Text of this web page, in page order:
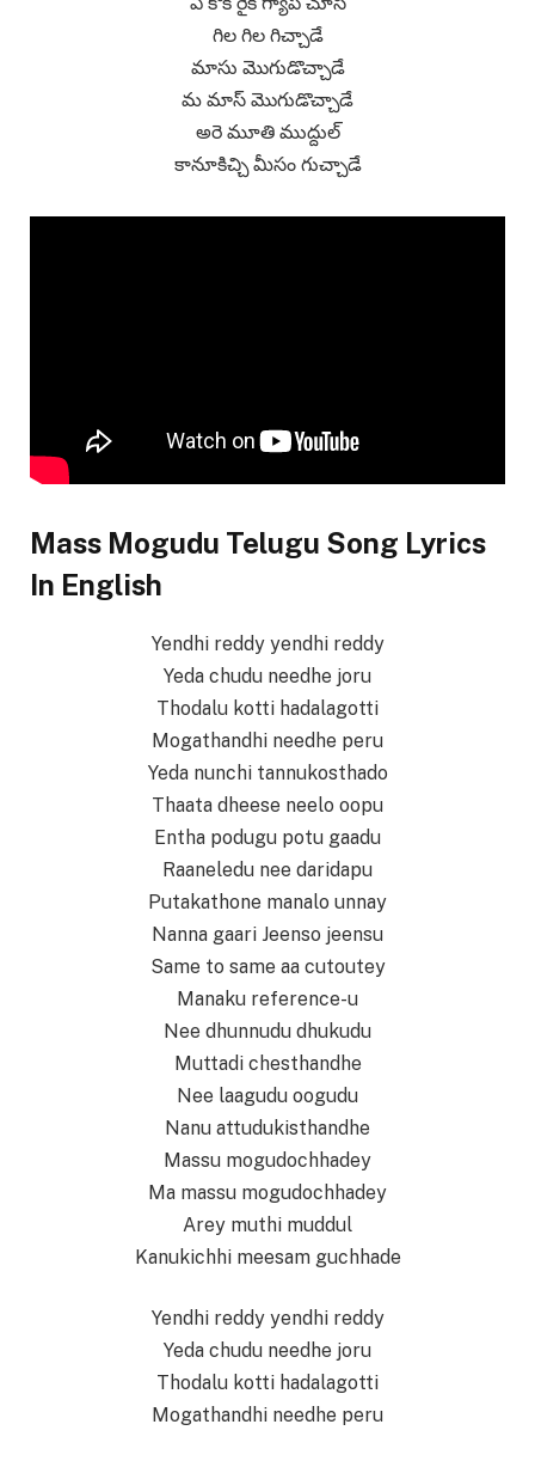
గిల గిల గిచ్చాడే
మాసు మొగుడొచ్చాడే
మ మాస్ మొగుడొచ్చాడే
అరె మూతి ముద్దుల్
కానూకిచ్చి మీసం గుచ్చాడే
Mass Mogudu Telugu Song Lyrics
In English
Yendhi reddy yendhi reddy
Yeda chudu needhe joru
Thodalu kotti hadalagotti
Mogathandhi needhe peru
Yeda nunchi tannukosthado
Thaata dheese neelo oopu
Entha podugu potu gaadu
Raaneledu nee daridapu
Putakathone manalo unnay
Nanna gaari Jeenso jeensu
Same to same aa cutoutey
Manaku reference-u
Nee dhunnudu dhukudu
Muttadi chesthandhe
Nee laagudu oogudu
Nanu attudukisthandhe
Massu mogudochhadey
Ma massu mogudochhadey
Arey muthi muddul
Kanukichhi meesam guchhade
Yendhi reddy yendhi reddy
Yeda chudu needhe joru
Thodalu kotti hadalagotti
Mogathandhi needhe peru